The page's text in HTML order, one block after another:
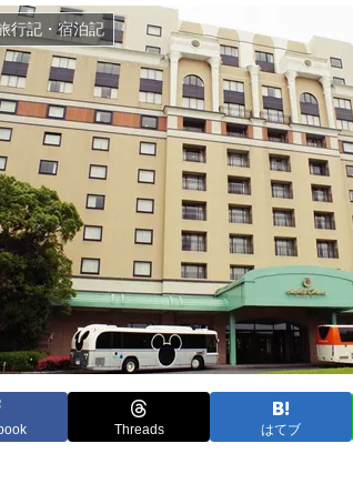
行記・宿泊記
Threads はてブ